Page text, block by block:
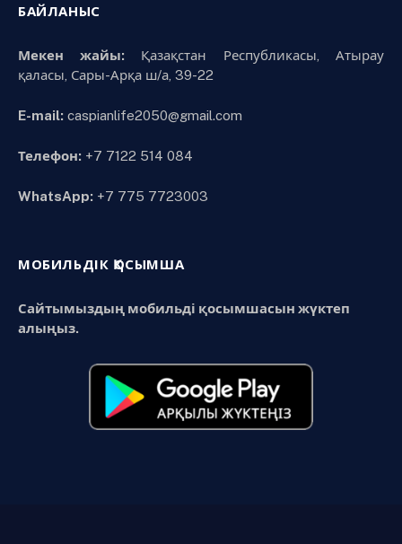
БАЙЛАНЫС
Мекен жайы:Қазақстан Республикасы, Атырау
қаласы, Сары-Арқа ш/а, 39-22
E-mail: caspianlife2050@gmail.com
Телефон: +7 7122 514 084
WhatsApp: +7 775 7723003
МОБИЛЬДІК ҚОСЫМША
Сайтымыздың мобильді қосымшасын жүктеп
алыңыз.